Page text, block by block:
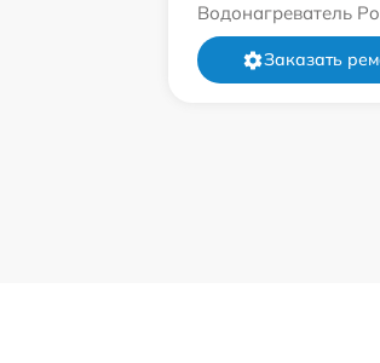
Водонагреватель
Заказать